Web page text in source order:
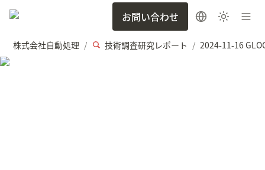
お問い合わせ
株式会社自動処理 / 技術調査研究レポート /